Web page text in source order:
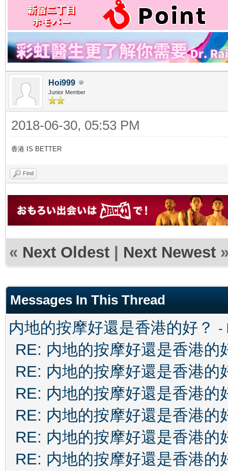
Hoi999
Junior Member
2018-06-30, 05:53 PM
香港 IS BETTER
Find
« Next Oldest | Next Newest
Messages In This Thread
内地的按摩好還是香港的好？ -
RE: 内地的按摩好還是香港的
RE: 内地的按摩好還是香港的
RE: 内地的按摩好還是香港的
RE: 内地的按摩好還是香港的
RE: 内地的按摩好還是香港的
RE: 内地的按摩好還是香港的